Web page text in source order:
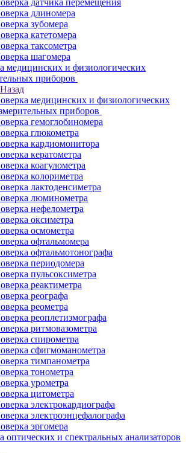
датчика перемещения
длиномера
зубомера
катетомера
таксометра
шагомера
медицинских и физиологических
приборов
Назад
медицинских и физиологических
приборов
гемоглобиномера
глюкометра
кардиомонитора
кератометра
коагулометра
колориметра
лактоденсиметра
люминометра
нефелометра
оксиметра
осмометра
офтальмомера
офтальмотонографа
периодомера
пульсоксиметра
реактиметра
реографа
реометра
реоплетизмографа
ритмовазометра
спирометра
сфигмоманометра
тимпанометра
тонометра
урометра
цитометра
электрокардиографа
электроэнцефалографа
эргомера
оптических и спектральных анализаторов